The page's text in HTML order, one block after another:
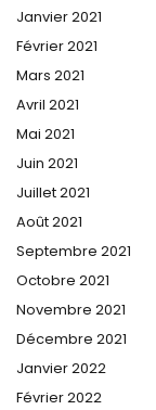
Janvier 2021
Février 2021
Mars 2021
Avril 2021
Mai 2021
Juin 2021
Juillet 2021
Août 2021
Septembre 2021
Octobre 2021
Novembre 2021
Décembre 2021
Janvier 2022
Février 2022